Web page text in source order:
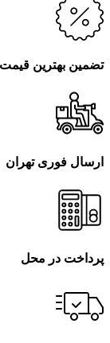
تضمین بهترین قیمت
ارسال فوری تهران
پرداخت در محل